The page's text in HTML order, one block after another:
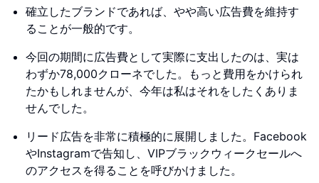
確立したブランドであれば、やや高い広告費を維持す
ることが一般的です。
今回の期間に広告費として実際に支出したのは、実は
わずか78,000クローネでした。もっと費用をかけられ
たかもしれませんが、今年は私はそれをしたくありま
せんでした。
リード広告を非常に積極的に展開しました。Facebook
やInstagramで告知し、VIPブラックウィークセールへ
のアクセスを得ることを呼びかけました。